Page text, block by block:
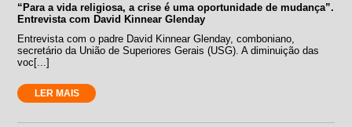
“Para a vida religiosa, a crise é uma oportunidade de mudança”.
Entrevista com David Kinnear Glenday
Entrevista com o padre David Kinnear Glenday, comboniano,
secretário da União de Superiores Gerais (USG). A diminuição das
voc[...]
LER MAIS